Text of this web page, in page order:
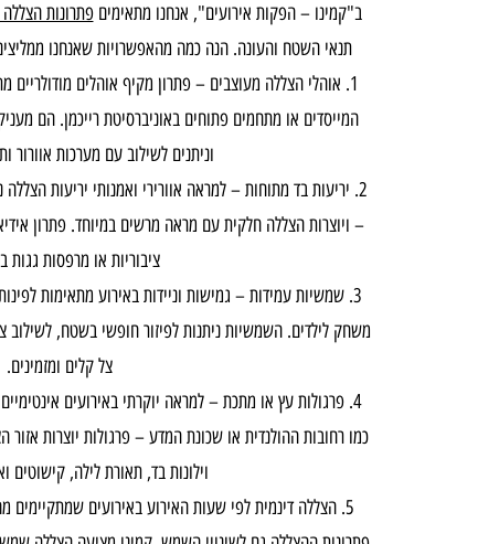
ב"קמינו – הפקות אירועים", אנחנו מתאימיםפתרונות הצללה
תנאי השטח והעונה. הנה כמה מהאפשרויות שאנחנו
אוהלי הצללה מעוצבים – פתרון מקיף אוהלים מודולריים
המייסדים או מתחמים פתוחים באוניברסיטת רייכמן. הם
וניתנים לשילוב עם מערכות אוורור
יריעות בד מתוחות – למראה אוורירי ואמנותי יריעות
– ויוצרות הצללה חלקית עם מראה מרשים במיוחד. פתרון
ציבוריות או מרפסות גגות
שמשיות עמידות – גמישות וניידות באירוע מתאימות
משחק לילדים. השמשיות ניתנות לפיזור חופשי בשטח, לשילוב
צל קלים ומזמינים.
פרגולות עץ או מתכת – למראה יוקרתי באירועים
כמו רחובות ההולנדית או שכונת המדע – פרגולות יוצרות אזור
וילונות בד, תאורת לילה, קישוטים
הצללה דינמית לפי שעות האירוע באירועים